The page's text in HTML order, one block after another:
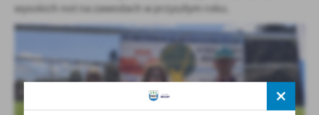
wysokich not na zawodach w przyszłym roku.